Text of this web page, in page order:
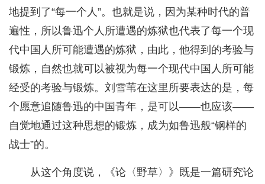
地提到了“每一个人”。也就是说，因为某种时代的普
遍性，所以鲁迅个人所遭遇的炼狱也代表了每一个现
代中国人所可能遭遇的炼狱，由此，他得到的考验与
锻炼，自然也就可以被视为每一个现代中国人所可能
经受的考验与锻炼。刘雪苇在这里所要表达的是，每
个愿意追随鲁迅的中国青年，是可以——也应该——
自觉地通过这种思想的锻炼，成为如鲁迅般“钢样的
战士”的。
从这个角度说，《论〈野草〉》既是一篇研究论